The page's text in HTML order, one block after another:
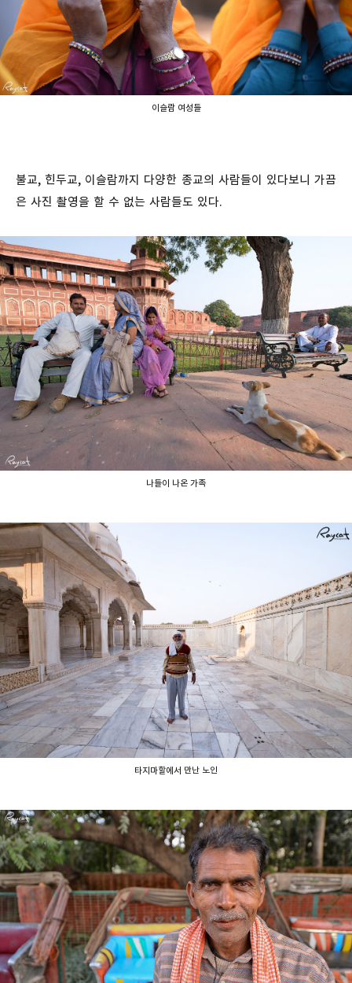
이슬람 여성들
불교, 힌두교, 이슬람까지 다양한 종교의 사람들이 있다보니 가끔
은 사진 촬영을 할 수 없는 사람들도 있다.
나들이 나온 가족
타지마할에서 만난 노인